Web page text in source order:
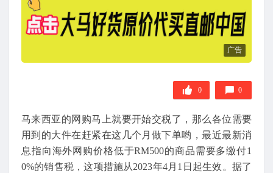
广告
0 0
马来西亚的网购马上就要开始交税了，那么各位需要
用到的大件在赶紧在这几个月做下单哟，最近最新消
息指向海外网购价格低于RM500的商品需要多缴付1
0%的销售税，这项措施从2023年4月1日起生效。据了